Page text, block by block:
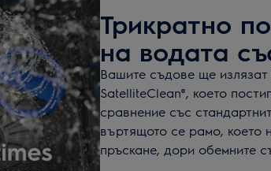
Трикратно
на водата
Вашите съдове ще
SatelliteClean®, което
сравнение със
въртящото се рамо, което
пръскане, дори обемните